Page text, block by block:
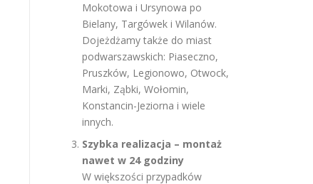
Mokotowa i Ursynowa po
Bielany, Targówek i Wilanów.
Dojeżdżamy także do miast
podwarszawskich: Piaseczno,
Pruszków, Legionowo, Otwock,
Marki, Ząbki, Wołomin,
Konstancin-Jeziorna i wiele
innych.
Szybka realizacja – montaż
nawet w 24 godziny
W większości przypadków